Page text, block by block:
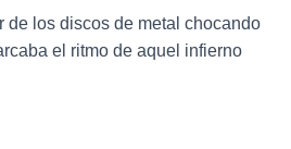
de los discos de metal chocando
el ritmo de aquel infierno